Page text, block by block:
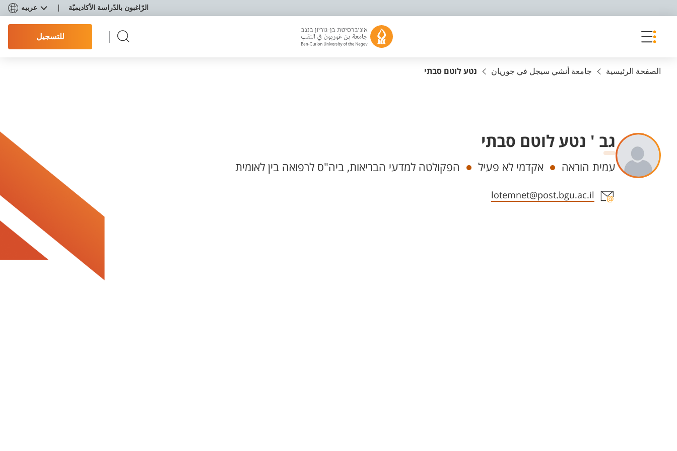
الرّاغبون بالدّراسة الأكاديميّة عربيه
للتسجيل
الصفحة الرئيسية جامعة أنشي سيجل في جوريان נטע לוטם סבתי
גב ' נטע לוטם סבתי
Departments
עמית הוראה אקדמי לא פעיל הפקולטה למדעי הבריאות, ביה"ס לרפואה בין לאומית
Staff member contact section
lotemnet@post.bgu.ac.il